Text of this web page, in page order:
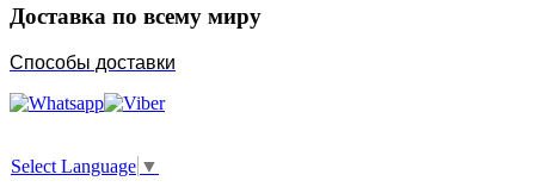
Доставка по всему миру
Способы доставки
Select Language ▼